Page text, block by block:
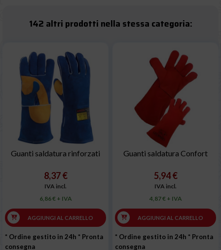
142 altri prodotti nella stessa categoria:
Guanti saldatura rinforzati
8,37 €
IVA incl.
6,86 € + IVA
AGGIUNGI AL CARRELLO
* Ordine gestito in 24h * Pronta
consegna
Guanti saldatura Confort
5,94 €
IVA incl.
4,87 € + IVA
AGGIUNGI AL CARRELLO
* Ordine gestito in 24h * Pronta
consegna